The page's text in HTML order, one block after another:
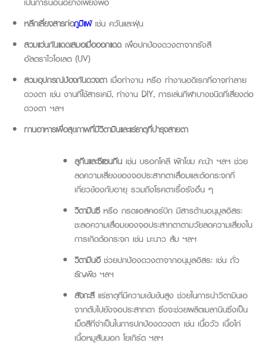
หลีกเลี่ยงสารก่อภูมิแพ้เช่น ควันและฝุ่น
สวมแว่นกันแดดเสมอเมื่อออกแดด เพื่อปกป้องดวงตาจากรังสี
อัลตราไวโอเลต (UV)
สวมอุปกรณ์ป้องกันดวงตาเมื่อทำงาน หรือ ทำงานอดิเรกที่อาจทำลาย
ดวงตา เช่น งานที่ใช้สารเคมี, ทำงาน DIY, การเล่นกีฬาบางชนิดที่เสี่ยงต่อ
ดวงตา ฯลฯ
ทานอาหารเพื่อสุขภาพที่มีวิตามินและแร่ธาตุที่บำรุงสายตา
ลูทีนและซีแซนทีน เช่น บรอกโคลี ผักโขม คะน้า ฯลฯ ช่วย
ลดความเสี่ยงของจอประสาทตาเสื่อมและต้อกระจกที่
เกี่ยวข้องกับอายุ รวมถึงโรคตาเรื้อรังอื่น ๆ
วิตามินซีหรือ กรดแอสคอร์บิก มีสารต้านอนุมูลอิสระ
ชะลอความเสื่อมของจอประสาทตาตามวัยลดความเสี่ยงใน
การเกิดต้อกระจก เช่น มะนาว ส้ม ฯลฯ
วิตามินอีช่วยปกป้องดวงตาจากอนุมูลอิสระ เช่น ถั่ว
ธัญพืช ฯลฯ
สังกะสี แร่ธาตุที่มีความเข้มข้นสูง ช่วยในการนำวิตามินเอ
จากตับไปยังจอประสาทตา ซึ่งจะช่วยผลิตเมลานินซึ่งเป็น
เม็ดสีที่จำเป็นในการปกป้องดวงตา เช่น เนื้อวัว เนื้อไก่
เนื้อหมูสันนอก โยเกิร์ต ฯลฯ